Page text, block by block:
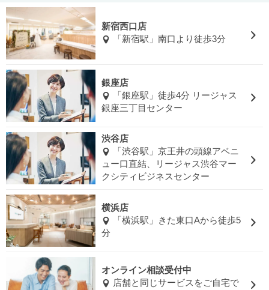
新宿西口店
「新宿駅」南口より徒歩3分
銀座店
「銀座駅」徒歩4分 リージャス
銀座三丁目センター
渋谷店
「渋谷駅」京王井の頭線アベニ
ュー口直結、リージャス渋谷マー
クシティビジネスセンター
横浜店
「横浜駅」きた東口Aから徒歩5
分
オンライン相談受付中
店舗と同じサービスをご自宅で